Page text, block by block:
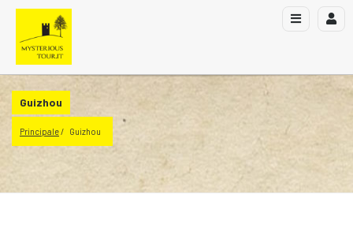
Guizhou
Principale Guizhou